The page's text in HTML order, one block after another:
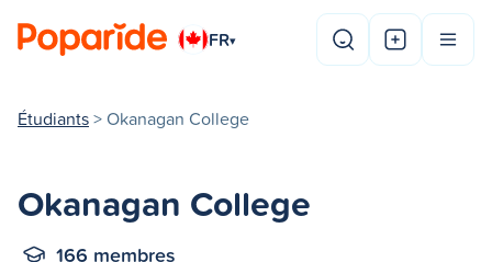
FR▾
Étudiants> Okanagan College
Okanagan College
166 membres